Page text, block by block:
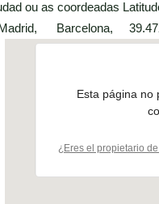
ou as coordeadas
Barcelona,
Esta página no
¿Eres el propietario